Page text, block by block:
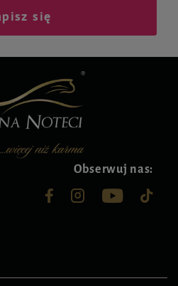
się
Obserwuj nas: